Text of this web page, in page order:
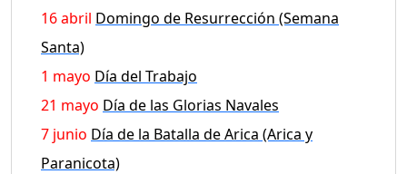
16 abril Domingo de Resurrección (Semana
Santa)
1 mayo Día del Trabajo
21 mayo Día de las Glorias Navales
7 junio Día de la Batalla de Arica (Arica y
Paranicota)